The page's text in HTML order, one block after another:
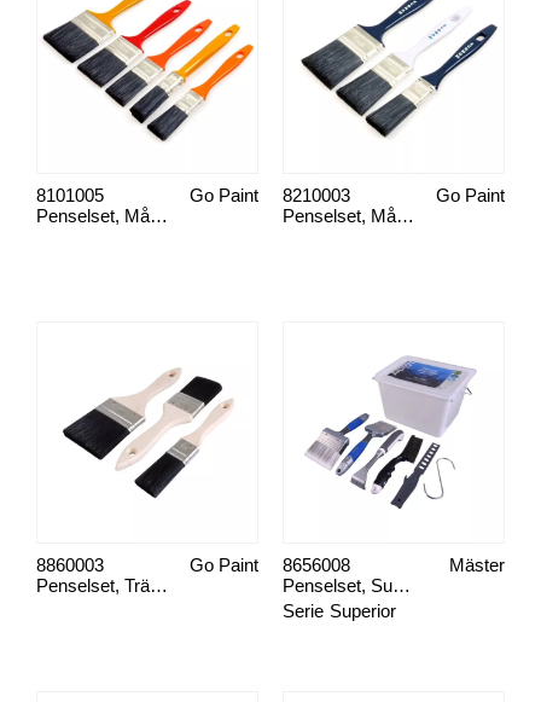
Penselset, Måla Universalt
Go Paint
8101005
Penselset, Måla Universalt
Go Paint
8210003
Penselset, Trä 3-pack
Go Paint
8860003
Penselset, Superior Måla Fasad Komplett
Mäster
8656008
Serie Superior